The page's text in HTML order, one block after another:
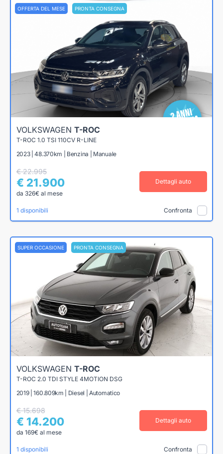
OFFERTA DEL MESE PRONTA CONSEGNA
VOLKSWAGEN T-ROC
T-ROC 1.0 TSI 110CV R-LINE
2023 | 48.370km | Benzina | Manuale
€ 22.995
€ 21.900
da 326€ al mese
Dettagli auto
1 disponibili Confronta
SUPER OCCASIONE PRONTA CONSEGNA
VOLKSWAGEN T-ROC
T-ROC 2.0 TDI STYLE 4MOTION DSG
2019 | 160.809km | Diesel | Automatico
€ 15.698
€ 14.200
da 169€ al mese
Dettagli auto
1 disponibili Confronta